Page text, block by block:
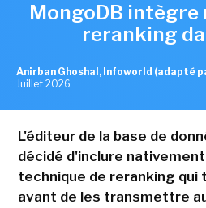
MongoDB
reranking
Anirban Ghoshal, Infoworld (adapté
Juillet 2026
L'éditeur de la base de
décidé d'inclure
technique de reranking qui
avant de les transmettre